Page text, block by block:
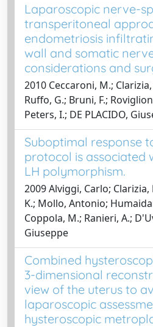
Laparoscopic nerve-
transperitoneal
endometriosis
wall and somatic
considerations and
2010 Ceccaroni, M.;
Ruffo, G.; Bruni, F.;
Peters, I.; DE PLACIDO,
Suboptimal response
protocol is associated
LH polymorphism.
2009 Alviggi, Carlo;
K.; Mollo, Antonio;
Coppola, M.; Ranieri, A.;
Giuseppe
Combined
3-dimensional
view of the uterus to
laparoscopic
hysteroscopic